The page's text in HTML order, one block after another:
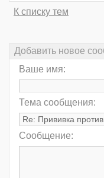
К списку тем
Добавить новое
Ваше имя:
Тема сообщения:
Сообщение: